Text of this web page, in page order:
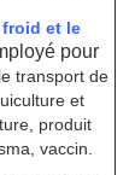
et le
pour
le transport de
et
produit
vaccin.